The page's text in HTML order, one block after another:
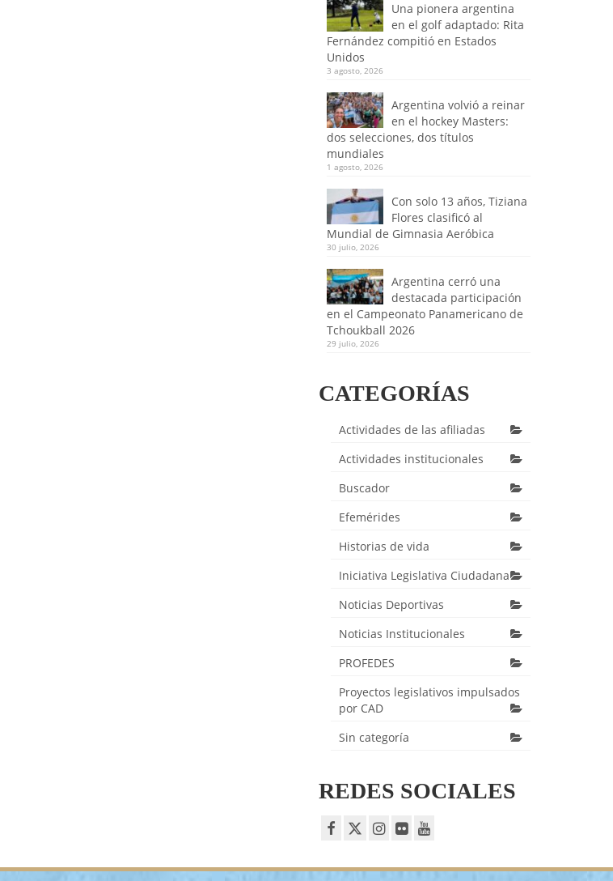
Una pionera argentina
en el golf adaptado: Rita
Fernández compitió en Estados
Unidos
3 agosto, 2026
Argentina volvió a reinar
en el hockey Masters:
dos selecciones, dos títulos
mundiales
1 agosto, 2026
Con solo 13 años, Tiziana
Flores clasificó al
Mundial de Gimnasia Aeróbica
30 julio, 2026
Argentina cerró una
destacada participación
en el Campeonato Panamericano de
Tchoukball 2026
29 julio, 2026
CATEGORÍAS
Actividades de las afiliadas
Actividades institucionales
Buscador
Efemérides
Historias de vida
Iniciativa Legislativa Ciudadana
Noticias Deportivas
Noticias Institucionales
PROFEDES
Proyectos legislativos impulsados
por CAD
Sin categoría
REDES SOCIALES